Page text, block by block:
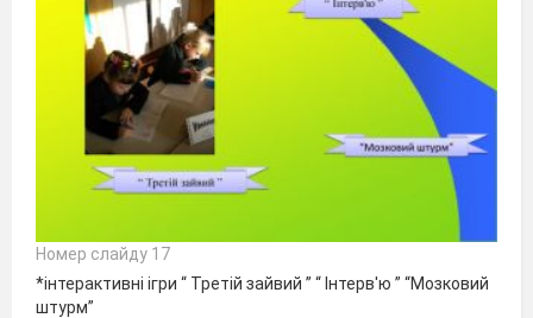
Номер слайду 17
*інтерактивні ігри “ Третій зайвий ” “ Інтерв'ю ” “Мозковий
штурм”